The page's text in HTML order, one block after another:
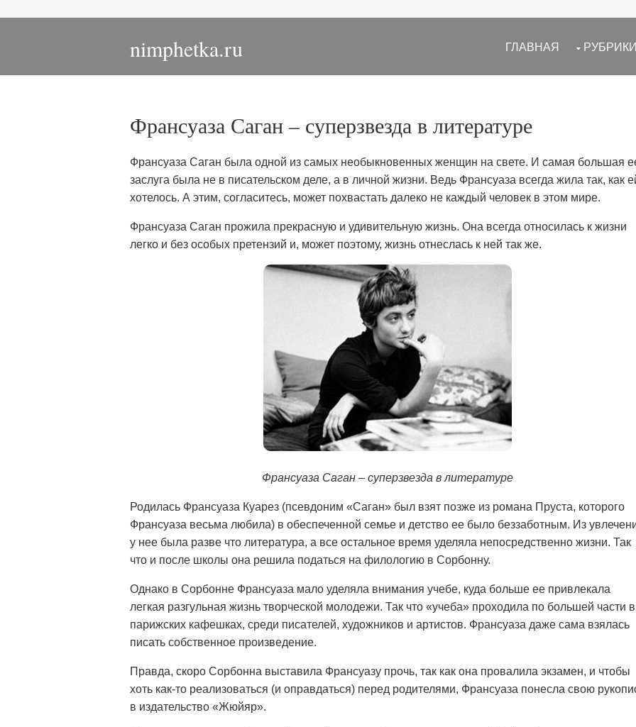
nimphetka.ru ГЛАВНАЯ РУБРИКИ
Франсуаза Саган – суперзвезда в литературе
Франсуаза Саган была одной из самых необыкновенных женщин на свете. И самая большая
заслуга была не в писательском деле, а в личной жизни. Ведь Франсуаза всегда жила так, как
хотелось. А этим, согласитесь, может похвастать далеко не каждый человек в этом мире.
Франсуаза Саган прожила прекрасную и удивительную жизнь. Она всегда относилась к жизни
легко и без особых претензий и, может поэтому, жизнь отнеслась к ней так же.
Франсуаза Саган – суперзвезда в литературе
Родилась Франсуаза Куарез (псевдоним «Саган» был взят позже из романа Пруста, которого
Франсуаза весьма любила) в обеспеченной семье и детство ее было беззаботным. Из
у нее была разве что литература, а все остальное время уделяла непосредственно жизни. Так
что и после школы она решила податься на филологию в Сорбонну.
Однако в Сорбонне Франсуаза мало уделяла внимания учебе, куда больше ее привлекала
легкая разгульная жизнь творческой молодежи. Так что «учеба» проходила по большей части в
парижских кафешках, среди писателей, художников и артистов. Франсуаза даже сама взялась
писать собственное произведение.
Правда, скоро Сорбонна выставила Франсуазу прочь, так как она провалила экзамен, и чтобы
хоть как-то реализоваться (и оправдаться) перед родителями, Франсуаза понесла свою
в издательство «Жюйяр».